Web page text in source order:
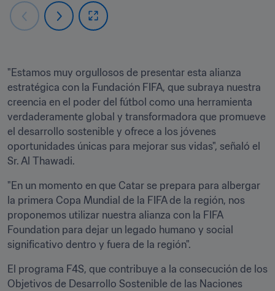
"Estamos muy orgullosos de presentar esta alianza
estratégica con la Fundación FIFA, que subraya nuestra
creencia en el poder del fútbol como una herramienta
verdaderamente global y transformadora que promueve
el desarrollo sostenible y ofrece a los jóvenes
oportunidades únicas para mejorar sus vidas", señaló el
Sr. Al Thawadi.
"En un momento en que Catar se prepara para albergar
la primera Copa Mundial de la FIFA de la región, nos
proponemos utilizar nuestra alianza con la FIFA
Foundation para dejar un legado humano y social
significativo dentro y fuera de la región".
El programa F4S, que contribuye a la consecución de los
Objetivos de Desarrollo Sostenible de las Naciones